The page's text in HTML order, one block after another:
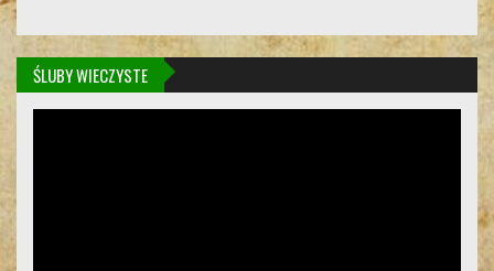
ŚLUBY WIECZYSTE